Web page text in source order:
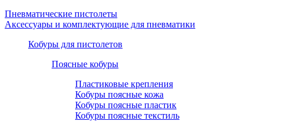
Пневматические пистолеты
Аксессуары и комплектующие для пневматики
Кобуры для пистолетов
Поясные кобуры
Пластиковые крепления
Кобуры поясные кожа
Кобуры поясные пластик
Кобуры поясные текстиль